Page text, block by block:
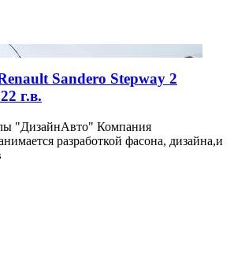
Sandero Stepway 2
г.в.
"ДизайнАвто" Компания
разработкой фасона, дизайна,и